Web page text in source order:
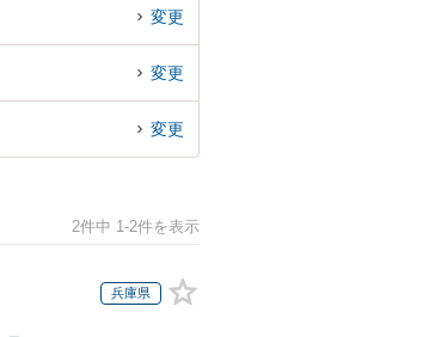
変更
変更
変更
2件中 1-2件を表示
兵庫県